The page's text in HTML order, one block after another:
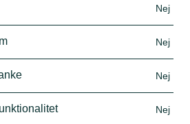
Nej
Nej
Nej
Nej